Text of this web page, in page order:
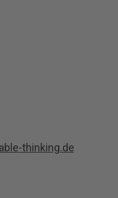
thinking.de